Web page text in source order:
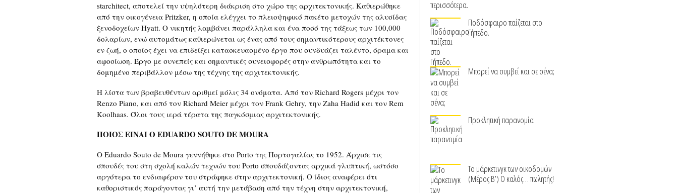
starchitect, αποτελεί την υψηλότερη διάκριση στο χώρο της αρχιτεκτονικής. Καθιερώθηκε
από την οικογένεια Pritzker, η οποία ελέγχει το πλειοψηφικό πακέτο μετοχών της αλυσίδας
ξενοδοχείων Hyatt. Ο νικητής λαμβάνει παράλληλα και ένα ποσό της τάξεως των 100,000
δολαρίων, ενώ αυτομάτως καθιερώνεται ως ένας από τους σημαντικότερους αρχιτέκτονες
εν ζωή, ο οποίος έχει να επιδείξει κατασκευασμένο έργο που συνδυάζει ταλέντο, όραμα και
αφοσίωση. Έργο με συνεπείς και σημαντικές συνεισφορές στην ανθρωπότητα και το
δομημένο περιβάλλον μέσω της τέχνης της αρχιτεκτονικής.
Η λίστα των βραβευθέντων αριθμεί μόλις 34 ονόματα. Από τον Richard Rogers μέχρι τον
Renzo Piano, και από τον Richard Meier μέχρι τον Frank Gehry, την Zaha Hadid και τον Rem
Koolhaas. Όλοι τους ιερά τέρατα της παγκόσμιας αρχιτεκτονικής.
ΠΟΙΟΣΕΙΝΑΙΟ EDUARDO SOUTO DE MOURA
Ο Eduardo Souto de Moura γεννήθηκε στο Porto της Πορτογαλίας το 1952. Άρχισε τις
σπουδές του στη σχολή καλών τεχνών του Porto σπουδάζοντας αρχικά γλυπτική, ωστόσο
αργότερα το ενδιαφέρον του στράφηκε στην αρχιτεκτονική. Ο ίδιος αναφέρει ότι
καθοριστικός παράγοντας γι’ αυτή την μετάβαση από την τέχνη στην αρχιτεκτονική,
Ποδόσφαιρο παίζεται στο
Γήπεδο.
Μπορεί να συμβεί και σε σένα;
Προκλητική παρανομία
Το μάρκετινγκ των οικοδομών
(Μέρος Β’) Ο καλός… πωλητής!